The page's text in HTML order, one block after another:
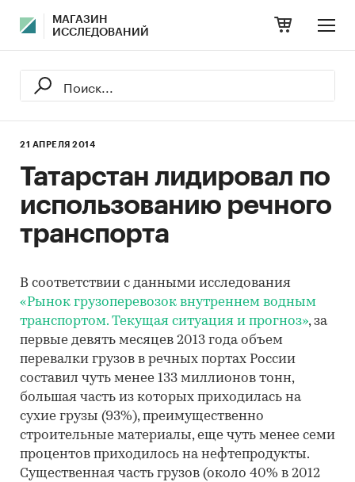
МАГАЗИН
ИССЛЕДОВАНИЙ
21 АПРЕЛЯ 2014
Татарстан лидировал по
использованию речного
транспорта
В соответствии с данными исследования
«Рынок грузоперевозок внутреннем водным
транспортом. Текущая ситуация и прогноз», за
первые девять месяцев 2013 года объем
перевалки грузов в речных портах России
составил чуть менее 133 миллионов тонн,
большая часть из которых приходилась на
сухие грузы (93%), преимущественно
строительные материалы, еще чуть менее семи
процентов приходилось на нефтепродукты.
Существенная часть грузов (около 40% в 2012